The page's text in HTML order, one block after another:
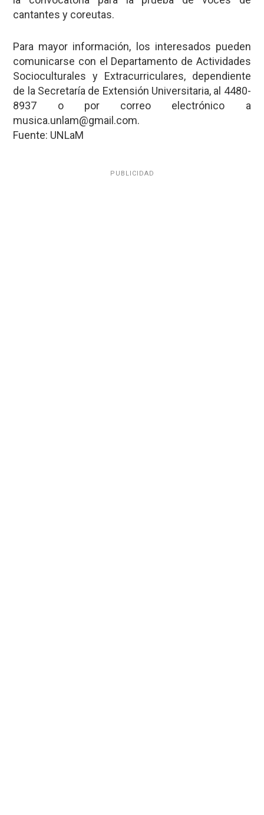
cantantes y coreutas.
Para mayor información, los interesados pueden
comunicarse con el Departamento de Actividades
Socioculturales y Extracurriculares, dependiente
de la Secretaría de Extensión Universitaria, al 4480-
8937 o por correo electrónico a
musica.unlam@gmail.com.
Fuente: UNLaM
PUBLICIDAD